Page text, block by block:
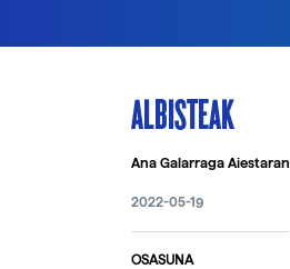
ALBISTEAK
Ana Galarraga Aiestaran
2022-05-19
OSASUNA